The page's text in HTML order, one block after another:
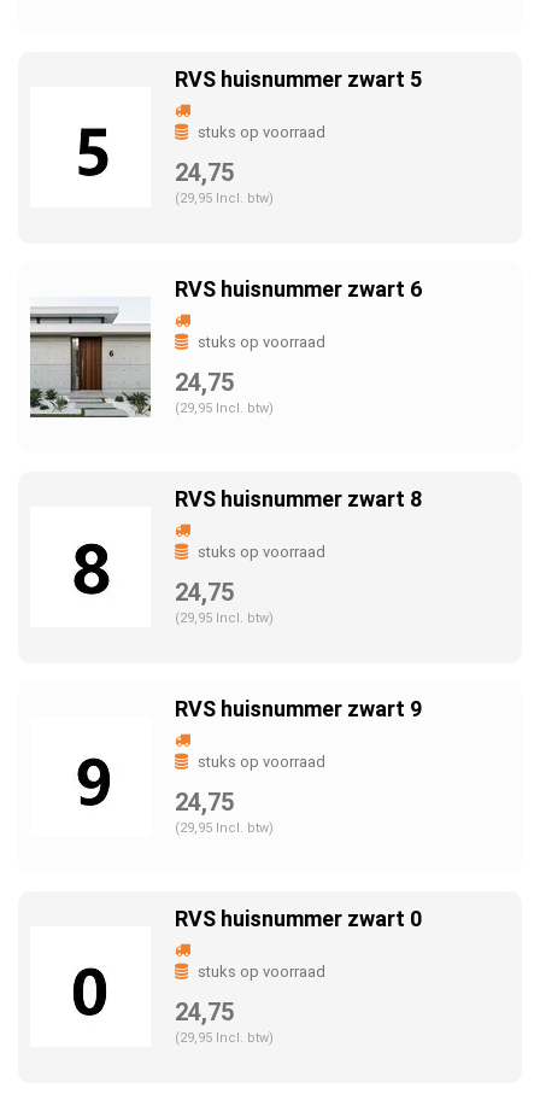
RVS huisnummer zwart 5
stuks op voorraad
24,75
(29,95 Incl. btw)
RVS huisnummer zwart 6
stuks op voorraad
24,75
(29,95 Incl. btw)
RVS huisnummer zwart 8
stuks op voorraad
24,75
(29,95 Incl. btw)
RVS huisnummer zwart 9
stuks op voorraad
24,75
(29,95 Incl. btw)
RVS huisnummer zwart 0
stuks op voorraad
24,75
(29,95 Incl. btw)